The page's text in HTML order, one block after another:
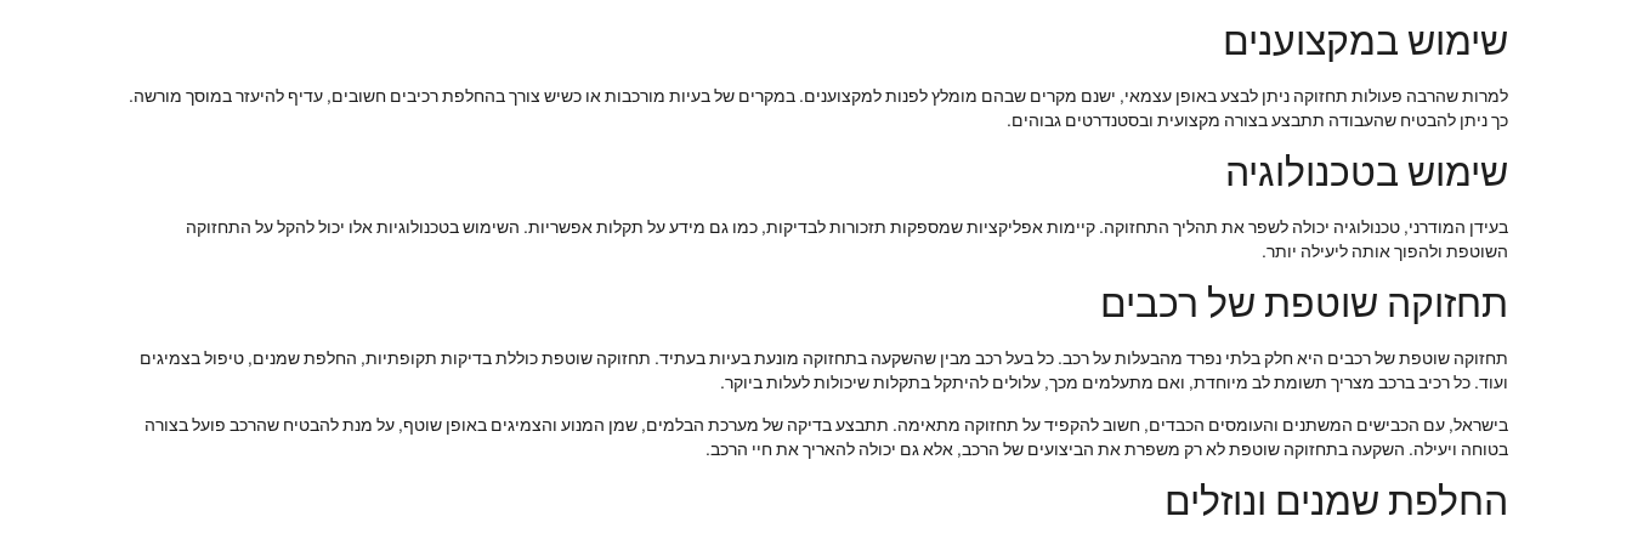
שימוש במקצוענים
למרות שהרבה פעולות תחזוקה ניתן לבצע באופן עצמאי, ישנם מקרים שבהם מומלץ לפנות למקצוענים. במקרים של בעיות מורכבות או כשיש צורך בהחלפת רכיבים חשובים, עדיף להיעזר במוסך מורשה.
כך ניתן להבטיח שהעבודה תתבצע בצורה מקצועית ובסטנדרטים גבוהים.
שימוש בטכנולוגיה
בעידן המודרני, טכנולוגיה יכולה לשפר את תהליך התחזוקה. קיימות אפליקציות שמספקות תזכורות לבדיקות, כמו גם מידע על תקלות אפשריות. השימוש בטכנולוגיות אלו יכול להקל על התחזוקה
השוטפת ולהפוך אותה ליעילה יותר.
תחזוקה שוטפת של רכבים
תחזוקה שוטפת של רכבים היא חלק בלתי נפרד מהבעלות על רכב. כל בעל רכב מבין שהשקעה בתחזוקה מונעת בעיות בעתיד. תחזוקה שוטפת כוללת בדיקות תקופתיות, החלפת שמנים, טיפול בצמיגים
ועוד. כל רכיב ברכב מצריך תשומת לב מיוחדת, ואם מתעלמים מכך, עלולים להיתקל בתקלות שיכולות לעלות ביוקר.
בישראל, עם הכבישים המשתנים והעומסים הכבדים, חשוב להקפיד על תחזוקה מתאימה. תתבצע בדיקה של מערכת הבלמים, שמן המנוע והצמיגים באופן שוטף, על מנת להבטיח שהרכב פועל בצורה
בטוחה ויעילה. השקעה בתחזוקה שוטפת לא רק משפרת את הביצועים של הרכב, אלא גם יכולה להאריך את חיי הרכב.
החלפת שמנים ונוזלים